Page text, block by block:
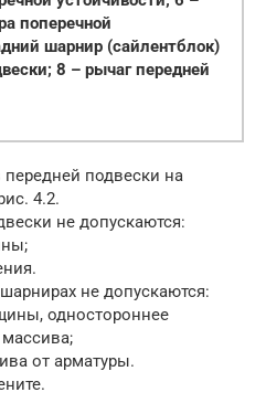
поперечной
шарнир (сайлентблок)
8 – рычаг передней
подвески на
4.2.
не допускаются:
не допускаются:
одностороннее
от арматуры.